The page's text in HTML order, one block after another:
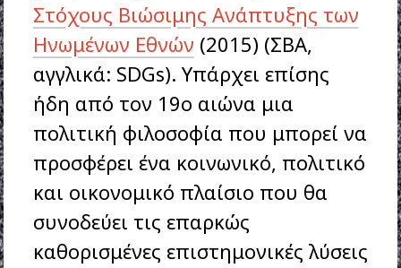
Στόχους Βιώσιμης Ανάπτυξης των
Ηνωμένων Εθνών (2015) (ΣΒΑ,
αγγλικά: SDGs). Υπάρχει επίσης
ήδη από τον 19ο αιώνα μια
πολιτική φιλοσοφία που μπορεί να
προσφέρει ένα κοινωνικό, πολιτικό
και οικονομικό πλαίσιο που θα
συνοδεύει τις επαρκώς
καθορισμένες επιστημονικές λύσεις